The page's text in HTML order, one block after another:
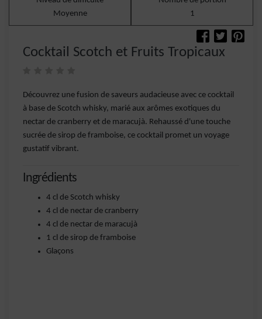
Moyenne
1
Cocktail Scotch et Fruits Tropicaux
Découvrez une fusion de saveurs audacieuse avec ce cocktail
à base de Scotch whisky, marié aux arômes exotiques du
nectar de cranberry et de maracujà. Rehaussé d'une touche
sucrée de sirop de framboise, ce cocktail promet un voyage
gustatif vibrant.
Ingrédients
4 cl de Scotch whisky
4 cl de nectar de cranberry
4 cl de nectar de maracujà
1 cl de sirop de framboise
Glaçons